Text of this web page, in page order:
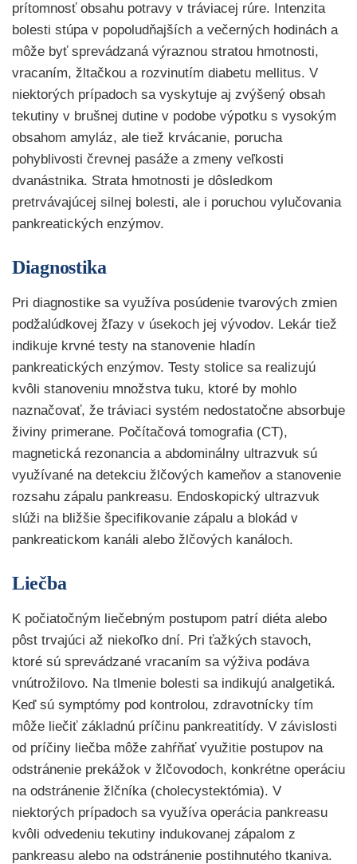
prítomnosť obsahu potravy v tráviacej rúre. Intenzita
bolesti stúpa v popoludňajších a večerných hodinách a
môže byť sprevádzaná výraznou stratou hmotnosti,
vracaním, žltačkou a rozvinutím diabetu mellitus. V
niektorých prípadoch sa vyskytuje aj zvýšený obsah
tekutiny v brušnej dutine v podobe výpotku s vysokým
obsahom amyláz, ale tiež krvácanie, porucha
pohyblivosti črevnej pasáže a zmeny veľkosti
dvanástnika. Strata hmotnosti je dôsledkom
pretrvávajúcej silnej bolesti, ale i poruchou vylučovania
pankreatických enzýmov.
Diagnostika
Pri diagnostike sa využíva posúdenie tvarových zmien
podžalúdkovej žľazy v úsekoch jej vývodov. Lekár tiež
indikuje krvné testy na stanovenie hladín
pankreatických enzýmov. Testy stolice sa realizujú
kvôli stanoveniu množstva tuku, ktoré by mohlo
naznačovať, že tráviaci systém nedostatočne absorbuje
živiny primerane. Počítačová tomografia (CT),
magnetická rezonancia a abdominálny ultrazvuk sú
využívané na detekciu žlčových kameňov a stanovenie
rozsahu zápalu pankreasu. Endoskopický ultrazvuk
slúži na bližšie špecifikovanie zápalu a blokád v
pankreatickom kanáli alebo žlčových kanáloch.
Liečba
K počiatočným liečebným postupom patrí diéta alebo
pôst trvajúci až niekoľko dní. Pri ťažkých stavoch,
ktoré sú sprevádzané vracaním sa výživa podáva
vnútrožilovo. Na tlmenie bolesti sa indikujú analgetiká.
Keď sú symptómy pod kontrolou, zdravotnícky tím
môže liečiť základnú príčinu pankreatitídy. V závislosti
od príčiny liečba môže zahŕňať využitie postupov na
odstránenie prekážok v žlčovodoch, konkrétne operáciu
na odstránenie žlčníka (cholecystektómia). V
niektorých prípadoch sa využíva operácia pankreasu
kvôli odvedeniu tekutiny indukovanej zápalom z
pankreasu alebo na odstránenie postihnutého tkaniva.